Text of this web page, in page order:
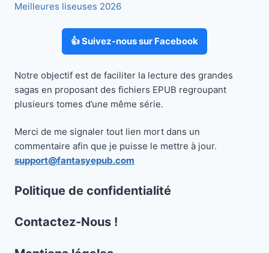
Meilleures liseuses 2026
👍 Suivez-nous sur Facebook
Notre objectif est de faciliter la lecture des grandes
sagas en proposant des fichiers EPUB regroupant
plusieurs tomes d’une même série.
Merci de me signaler tout lien mort dans un
commentaire afin que je puisse le mettre à jour.
support@fantasyepub.com
Politique de confidentialité
Contactez-Nous !